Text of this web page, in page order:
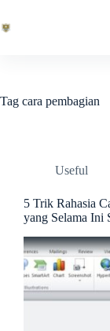
content
Tag cara pembagian
Useful
5 Trik Rahasia
yang Selama Ini